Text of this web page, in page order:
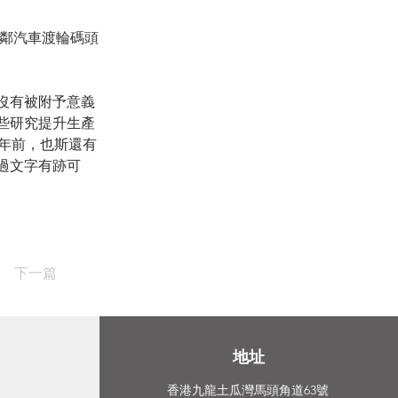
汽車渡輪碼頭
有被附予意義
研究提升生產
前，也斯還有
文字有跡可
下一篇
​地址
香港九龍土瓜灣馬頭角道63號